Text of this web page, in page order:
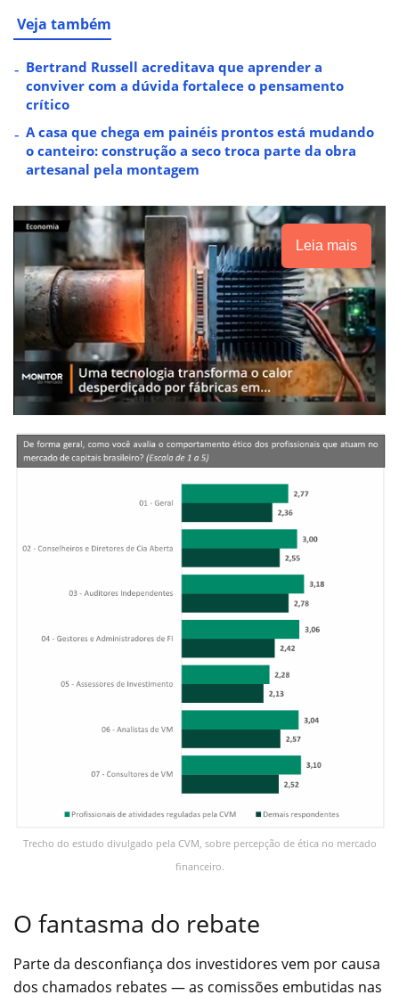
Veja também
Bertrand Russell acreditava que aprender a
conviver com a dúvida fortalece o pensamento
crítico
A casa que chega em painéis prontos está mudando
o canteiro: construção a seco troca parte da obra
artesanal pela montagem
Leia mais
Trecho do estudo divulgado pela CVM, sobre percepção de ética no mercado
financeiro.
O fantasma do rebate
Parte da desconfiança dos investidores vem por causa
dos chamados rebates — as comissões embutidas nas